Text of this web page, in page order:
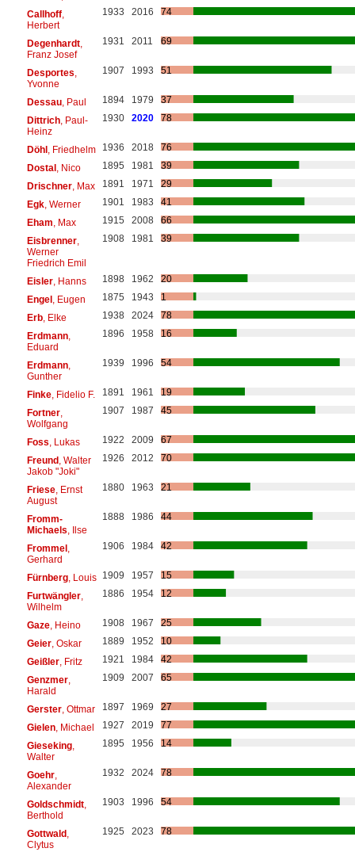
Callhoff,
Herbert
1933 2016 74
Degenhardt,
Franz Josef
1931 2011 69
Desportes
Yvonne
1907 1993 51
Dessau, Paul 1894 1979
37
Dittrich, Paul-
Heinz
1930 2020 78
Döhl, Friedhelm 1936 2018
76
Dostal, Nico 1895 1981
39
Drischner, Max 1891 1971
29
Egk, Werner 1901 1983
41
Eham , Max 1915 2008
66
Eisbrenner,
Werner
Friedrich Emil
1908 1981 39
Eisler, Hanns 1898 1962
20
Engel, Eugen 1875 1943
1
Erb, Elke 1938 2024
78
Erdmann,
Eduard
1896 1958 16
Erdmann,
Gunther
1939 1996 54
Finke, Fidelio F. 1891 1961
19
Fortner,
Wolfgang
1907 1987 45
Foss , Lukas 1922 2009
67
Freund, Walter
Jakob "Joki"
1926 2012 70
Friese, Ernst
August
1880 1963 21
Fromm-
Michaels , Ilse
1888 1986 44
Frommel,
Gerhard
1906 1984 42
Fürnberg, Louis 1909 1957
15
Furtwängler,
Wilhelm
1886 1954 12
Gaze, Heino 1908 1967
25
Geier, Oskar 1889 1952
10
Geißler, Fritz 1921 1984
42
Genzmer,
Harald
1909 2007 65
Gerster, Ottmar 1897 1969
27
Gielen, Michael 1927 2019
77
Gieseking,
Walter
1895 1956 14
Goehr,
Alexander
1932 2024 78
Goldschmidt,
Berthold
1903 1996 54
Gottwald,
Clytus
1925 2023 78